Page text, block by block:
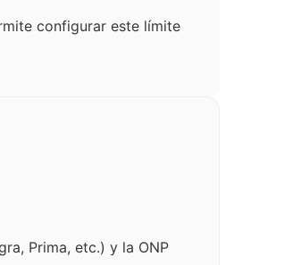
configurar este límite
Prima, etc.) y la ONP